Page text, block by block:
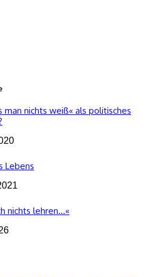
man nichts weiß« als politisches
Lebens
nichts lehren…«